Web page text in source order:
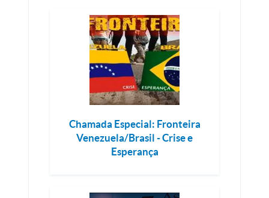
Chamada Especial: Fronteira
Venezuela/Brasil - Crise e
Esperança